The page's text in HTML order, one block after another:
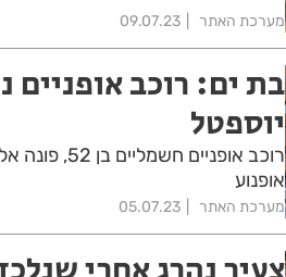
מערכת האתר 09.07.23
בת ים: רוכב
יוספטל
רוכב
אופנוע
מערכת האתר 05.07.23